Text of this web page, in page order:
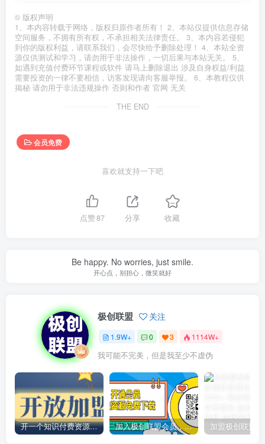
© 版权声明
1、本内容转载于网络，版权归原作者所有！ 2、本站仅提供信息存储
空间服务，不拥有所有权，不承担相关法律责任。 3、本内容若侵犯
到你的版权利益，请联系我们，会尽快给予删除处理！ 4、本站全资
源仅供测试和学习，请勿用于非法操作，一切后果与本站无关。 5、
如遇到充值付费环节课程或软件 请马上删除退出 涉及自身权益/利益
需要投资的一律不要相信，访客发现请向客服举报。 6、本教程仅供
揭秘 请勿用于非法违规操作 否则和作者 官网 无关
THE END
会员免费
喜欢就支持一下吧
点赞87 分享 收藏
The God only arranges a happy ending. If it is not happy, it
means that it is not the final result.
关注
开一个知识付费资源网站，小白也能日入1000+ 加入极创联盟会员，全站资源免费学习。